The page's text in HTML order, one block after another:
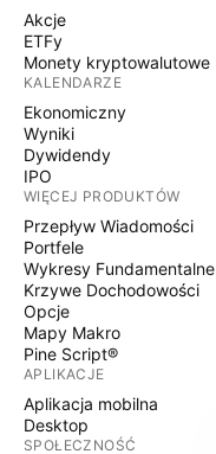
Akcje
ETFy
Monety kryptowalutowe
KALENDARZE
Ekonomiczny
Wyniki
Dywidendy
IPO
WIĘCEJ PRODUKTÓW
Przepływ Wiadomości
Portfele
Wykresy Fundamentalne
Krzywe Dochodowości
Opcje
Mapy Makro
Pine Script®
APLIKACJE
Aplikacja mobilna
Desktop
SPOŁECZNOŚĆ